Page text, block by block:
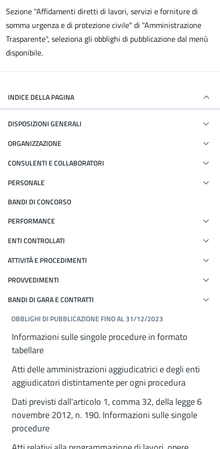
Sezione "Affidamenti diretti di lavori, servizi e forniture di
somma urgenza e di protezione civile" di "Amministrazione
Trasparente", seleziona gli obblighi di pubblicazione dal menù
disponibile.
INDICE DELLA PAGINA
DISPOSIZIONI GENERALI
ORGANIZZAZIONE
CONSULENTI E COLLABORATORI
PERSONALE
BANDI DI CONCORSO
PERFORMANCE
ENTI CONTROLLATI
ATTIVITÀ E PROCEDIMENTI
PROVVEDIMENTI
BANDI DI GARA E CONTRATTI
OBBLIGHI DI PUBBLICAZIONE FINO AL 31/12/2023
Informazioni sulle singole procedure in formato
tabellare
Atti delle amministrazioni aggiudicatrici e degli enti
aggiudicatori distintamente per ogni procedura
Dati previsti dall'articolo 1, comma 32, della legge 6
novembre 2012, n. 190. Informazioni sulle singole
procedure